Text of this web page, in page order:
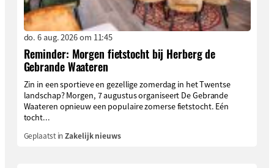
do. 6 aug. 2026 om 11:45
Reminder: Morgen fietstocht bij Herberg de
Gebrande Waateren
Zin in een sportieve en gezellige zomerdag in het Twentse
landschap? Morgen, 7 augustus organiseert De Gebrande
Waateren opnieuw een populaire zomerse fietstocht. Eén
tocht...
Geplaatst inZakelijk nieuws